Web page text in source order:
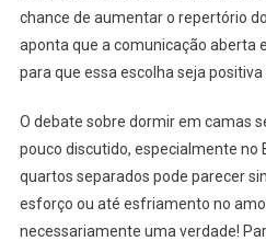
chance de aumentar o repertório
aponta que a comunicação aberta
para que essa escolha seja
O debate sobre dormir em camas
pouco discutido, especialmente no
quartos separados pode parecer
esforço ou até esfriamento no
necessariamente uma verdade!